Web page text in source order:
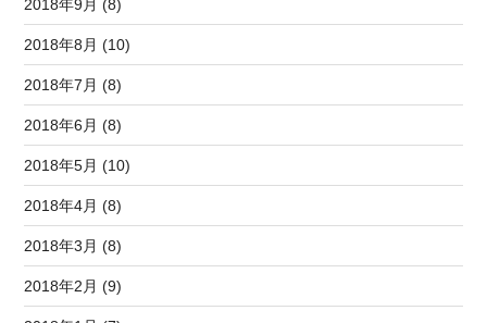
2018年9月 (8)
2018年8月 (10)
2018年7月 (8)
2018年6月 (8)
2018年5月 (10)
2018年4月 (8)
2018年3月 (8)
2018年2月 (9)